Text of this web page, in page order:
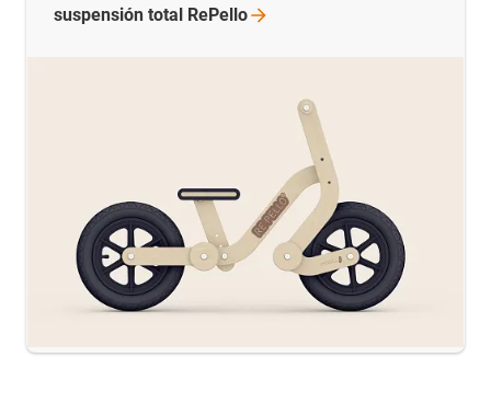
suspensión total RePello